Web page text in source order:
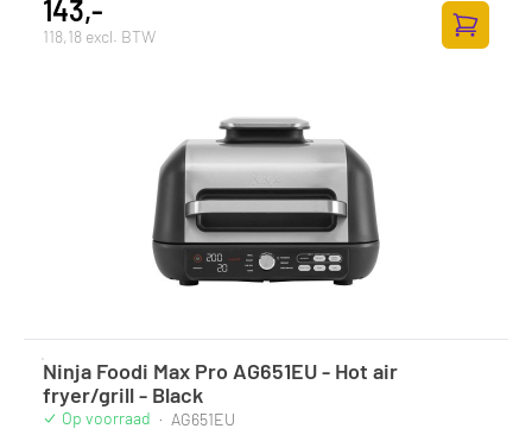
143,-
118,18 excl. BTW
Ninja Foodi Max Pro AG651EU - Hot air
fryer/grill - Black
Op voorraad · AG651EU